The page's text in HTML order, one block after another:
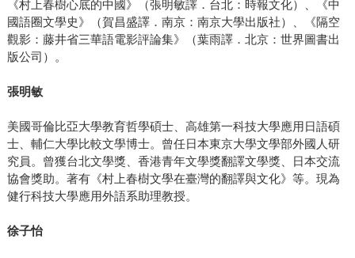
《村上春樹心底的中國》（張明敏譯．台北：時報文化）、《中
國語圈文學史》（賀昌盛譯．南京：南京大學出版社）、《隔空
觀影：藤井省三華語電影評論集》（葉雨譯．北京：世界圖書出
版公司）。
張明敏
美國哥倫比亞大學教育哲學碩士、高雄第一科技大學應用日語碩
士、輔仁大學比較文學博士。曾任日本東京大學文學部外國人研
究員。曾獲台北文學獎、香港青年文學獎翻譯文學獎、日本交流
協會獎助。著有《村上春樹文學在臺灣的翻譯與文化》等。現為
健行科技大學應用外語系助理教授。
徐子怡